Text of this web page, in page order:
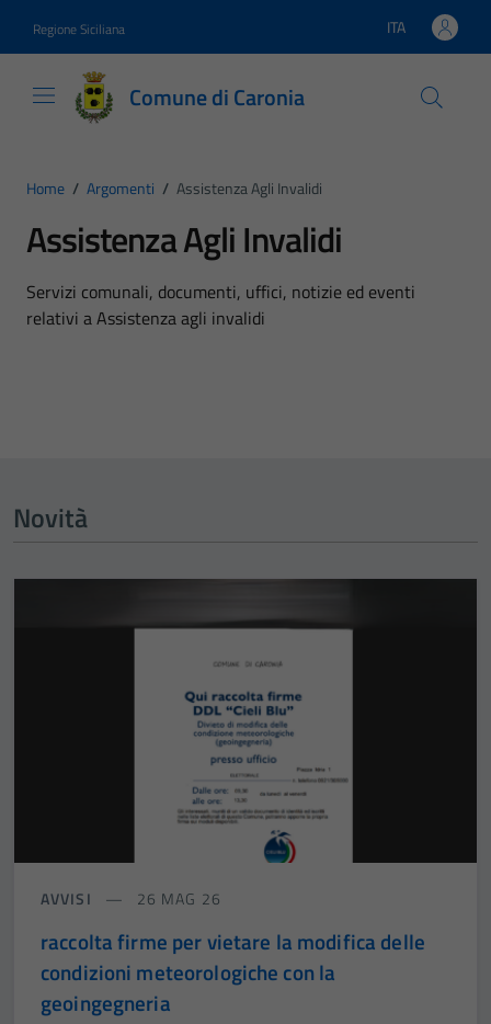
Regione Siciliana Lingua attiva:
ITA
Comune di Caronia
Home / Argomenti / Assistenza Agli Invalidi
Assistenza Agli Invalidi
Dettagli dell'argomento
Servizi comunali, documenti, uffici, notizie ed eventi
relativi a Assistenza agli invalidi
Novità
AVVISI 26 MAG 26
raccolta firme per vietare la modifica delle
condizioni meteorologiche con la
geoingegneria